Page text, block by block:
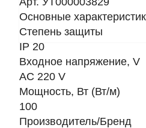
Основные
Степень защиты
IP 20
Входное напряжение, V
AC 220 V
Мощность, Вт (Вт/м)
100
Производитель/Бренд